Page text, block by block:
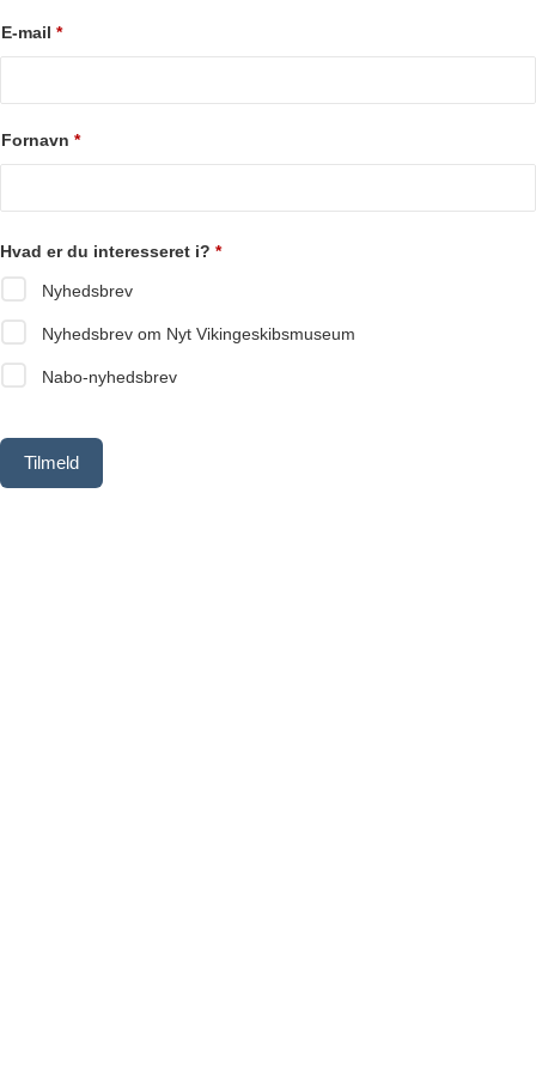
E-mail *
Fornavn *
Hvad er du interesseret i? *
Nyhedsbrev
Nyhedsbrev om Nyt Vikingeskibsmuseum
Nabo-nyhedsbrev